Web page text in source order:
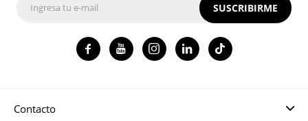
Contacto
SUSCRIBIRME
   